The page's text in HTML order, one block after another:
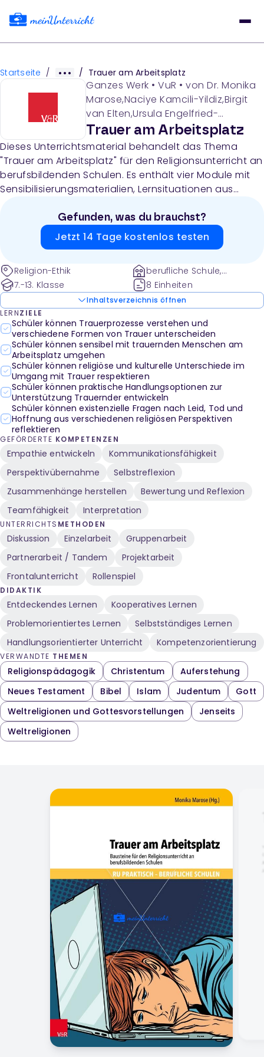
Startseite / / Trauer am Arbeitsplatz
Ganzes Werk • VuR • von Dr. Monika
Marose,Naciye Kamcili-Yildiz,Birgit
van Elten,Ursula Engelfried-
Rave,Barbara Koch,Sabine
Lindemeyer,Alexander Grodensky
Trauer am Arbeitsplatz
Dieses Unterrichtsmaterial behandelt das Thema
"Trauer am Arbeitsplatz" für den Religionsunterricht an
berufsbildenden Schulen. Es enthält vier Module mit
Sensibilisierungsmaterialien, Lernsituationen aus
von Begleitung und Seelsorge aus jüdischer,
christlicher und islamischer Perspektive sowie
praktische Handlungsoptionen für Betriebe und
Gefunden, was du brauchst?
Jetzt 14 Tage kostenlos testen
Religion-Ethik
7.-13. Klasse
berufliche Schule,
Sekundarstufe
8 Einheiten
Inhaltsverzeichnis öffnen
LERNZIELE
Schüler können Trauerprozesse verstehen und
verschiedene Formen von Trauer unterscheiden
Schüler können sensibel mit trauernden Menschen am
Arbeitsplatz umgehen
Schüler können religiöse und kulturelle Unterschiede im
Umgang mit Trauer respektieren
Schüler können praktische Handlungsoptionen zur
Unterstützung Trauernder entwickeln
Schüler können existenzielle Fragen nach Leid, Tod und
Hoffnung aus verschiedenen religiösen Perspektiven
reflektieren
GEFÖRDERTE KOMPETENZEN
Empathie entwickeln
Kommunikationsfähigkeit
Perspektivübernahme
Selbstreflexion
Zusammenhänge herstellen
Bewertung und Reflexion
Teamfähigkeit
Interpretation
UNTERRICHTS METHODEN
Diskussion Einzelarbeit
Gruppenarbeit
Partnerarbeit / Tandem
Projektarbeit
Frontalunterricht
Rollenspiel
DIDAKTIK
Entdeckendes Lernen
Kooperatives Lernen
Problemorientiertes Lernen
Selbstständiges Lernen
Handlungsorientierter Unterricht
Kompetenzorientierung
VERWANDTE THEMEN
Religionspädagogik Christentum
Auferstehung
Neues Testament
Bibel Islam Judentum
Gott
Weltreligionen und Gottesvorstellungen
Jenseits
Weltreligionen